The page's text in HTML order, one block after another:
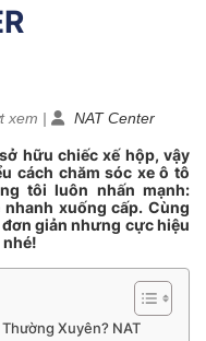
xem | NAT Center
hữu chiếc xế hộp, vậy
cách chăm sóc xe ô tô
tôi luôn nhấn mạnh:
xuống cấp. Cùng
giản nhưng cực hiệu
nhé!
Xuyên? NAT